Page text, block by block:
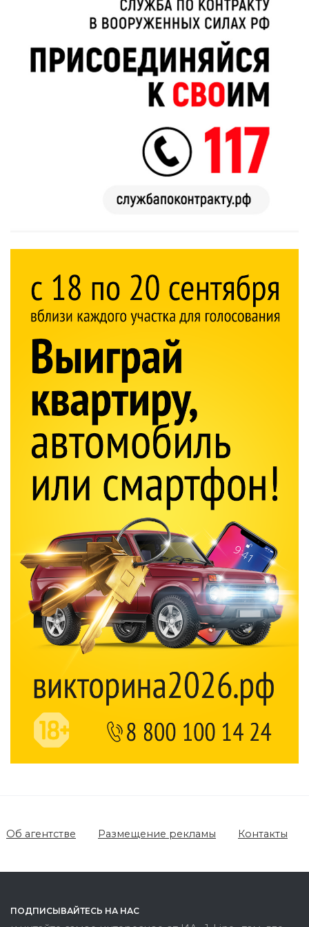
Об агентстве Размещение рекламы Контакты
ПОДПИСЫВАЙТЕСЬ НА НАС